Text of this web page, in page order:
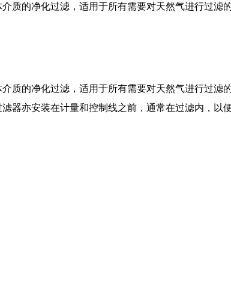
质的净化过滤，适用于所有需要对天然气进行过
质的净化过滤，适用于所有需要对天然气进行过
器亦安装在计量和控制线之前，通常在过滤内，以